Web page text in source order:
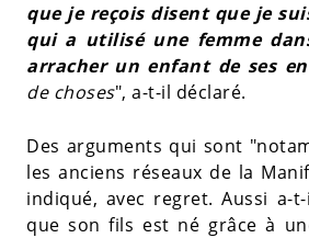
que je reçois disent que je
qui a utilisé une femme
arracher un enfant de ses
de choses", a-t-il déclaré.
Des arguments qui sont
les anciens réseaux de la
indiqué, avec regret. Aussi a-
que son fils est né grâce à